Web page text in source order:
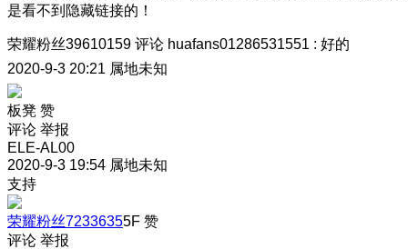
是看不到隐藏链接的！
荣耀粉丝39610159 评论 huafans01286531551 : 好的
2020-9-3 20:21 属地未知
板凳 赞
评论 举报
ELE-AL00
2020-9-3 19:54 属地未知
支持
荣耀粉丝72336355F 赞
评论 举报